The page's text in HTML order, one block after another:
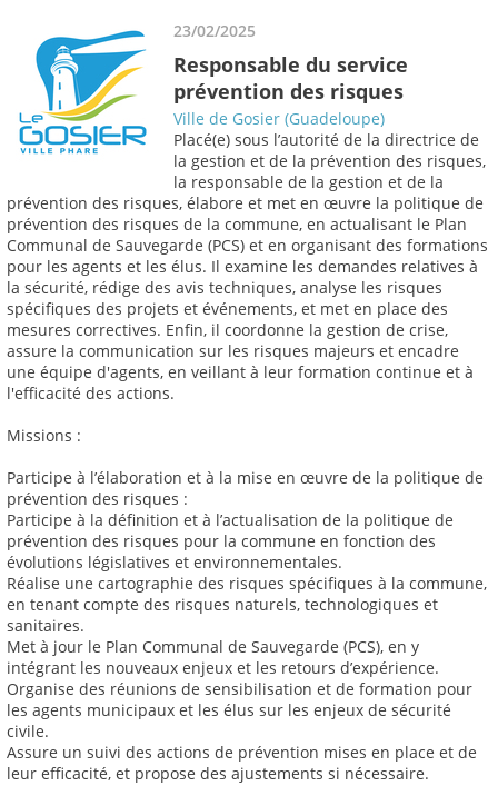
23/02/2025
Responsable du service
prévention des risques
Ville de Gosier (Guadeloupe)
Placé(e) sous l’autorité de la directrice de
la gestion et de la prévention des risques,
la responsable de la gestion et de la
prévention des risques, élabore et met en œuvre la politique de
prévention des risques de la commune, en actualisant le Plan
Communal de Sauvegarde (PCS) et en organisant des formations
pour les agents et les élus. Il examine les demandes relatives à
la sécurité, rédige des avis techniques, analyse les risques
spécifiques des projets et événements, et met en place des
mesures correctives. Enfin, il coordonne la gestion de crise,
assure la communication sur les risques majeurs et encadre
une équipe d'agents, en veillant à leur formation continue et à
l'efficacité des actions.
Missions :
Participe à l’élaboration et à la mise en œuvre de la politique de
prévention des risques :
Participe à la définition et à l’actualisation de la politique de
prévention des risques pour la commune en fonction des
évolutions législatives et environnementales.
Réalise une cartographie des risques spécifiques à la commune,
en tenant compte des risques naturels, technologiques et
sanitaires.
Met à jour le Plan Communal de Sauvegarde (PCS), en y
intégrant les nouveaux enjeux et les retours d’expérience.
Organise des réunions de sensibilisation et de formation pour
les agents municipaux et les élus sur les enjeux de sécurité
civile.
Assure un suivi des actions de prévention mises en place et de
leur efficacité, et propose des ajustements si nécessaire.